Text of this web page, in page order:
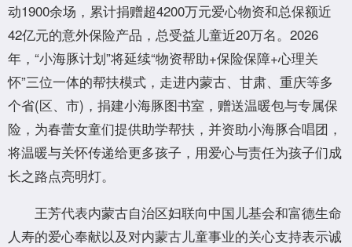
动1900余场，累计捐赠超4200万元爱心物资和总保额近
42亿元的意外保险产品，总受益儿童近20万名。2026
年，“小海豚计划”将延续“物资帮助+保险保障+心理关
怀”三位一体的帮扶模式，走进内蒙古、甘肃、重庆等多
个省(区、市)，捐建小海豚图书室，赠送温暖包与专属保
险，为春蕾女童们提供助学帮扶，并资助小海豚合唱团，
将温暖与关怀传递给更多孩子，用爱心与责任为孩子们成
长之路点亮明灯。
王芳代表内蒙古自治区妇联向中国儿基会和富德生命
人寿的爱心奉献以及对内蒙古儿童事业的关心支持表示诚